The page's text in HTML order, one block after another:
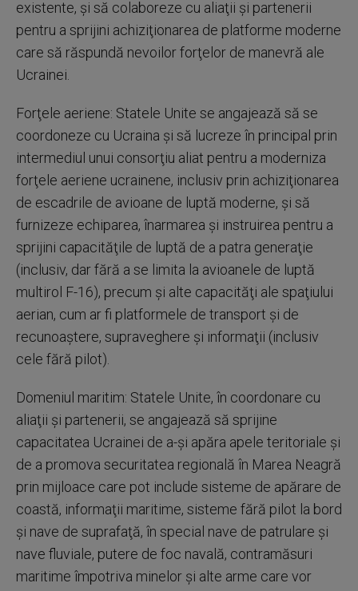
existente, şi să colaboreze cu aliaţii şi partenerii
pentru a sprijini achiziţionarea de platforme moderne
care să răspundă nevoilor forţelor de manevră ale
Ucrainei.
Forţele aeriene: Statele Unite se angajează să se
coordoneze cu Ucraina şi să lucreze în principal prin
intermediul unui consorţiu aliat pentru a moderniza
forţele aeriene ucrainene, inclusiv prin achiziţionarea
de escadrile de avioane de luptă moderne, şi să
furnizeze echiparea, înarmarea şi instruirea pentru a
sprijini capacităţile de luptă de a patra generaţie
(inclusiv, dar fără a se limita la avioanele de luptă
multirol F-16), precum şi alte capacităţi ale spaţiului
aerian, cum ar fi platformele de transport şi de
recunoaştere, supraveghere şi informaţii (inclusiv
cele fără pilot).
Domeniul maritim: Statele Unite, în coordonare cu
aliaţii şi partenerii, se angajează să sprijine
capacitatea Ucrainei de a-şi apăra apele teritoriale şi
de a promova securitatea regională în Marea Neagră
prin mijloace care pot include sisteme de apărare de
coastă, informaţii maritime, sisteme fără pilot la bord
şi nave de suprafaţă, în special nave de patrulare şi
nave fluviale, putere de foc navală, contramăsuri
maritime împotriva minelor şi alte arme care vor